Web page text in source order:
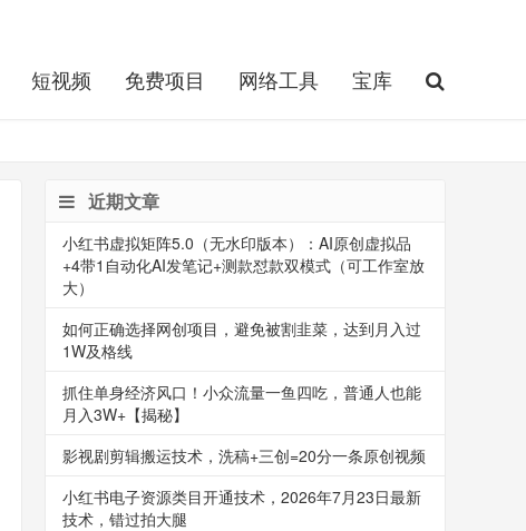
短视频 免费项目 网络工具 宝库
近期文章
小红书虚拟矩阵5.0（无水印版本）：AI原创虚拟品
+4带1自动化AI发笔记+测款怼款双模式（可工作室放
大）
如何正确选择网创项目，避免被割韭菜，达到月入过
1W及格线
抓住单身经济风口！小众流量一鱼四吃，普通人也能
月入3W+【揭秘】
影视剧剪辑搬运技术，洗稿+三创=20分一条原创视频
小红书电子资源类目开通技术，2026年7月23日最新
技术，错过拍大腿